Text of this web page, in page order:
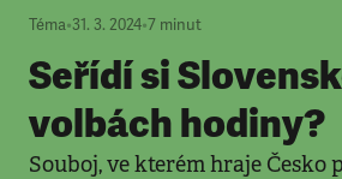
Téma•31. 3. 2024•7 minut
Seřídí si
volbách hodiny?
Souboj, ve kterém hraje Česko